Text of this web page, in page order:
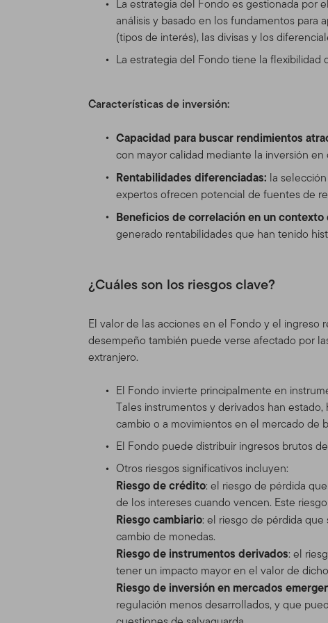
La estrategia del Fondo es gestionada por
análisis y basado en los fundamentos para
(tipos de interés), las divisas y los
La estrategia del Fondo tiene la flexibilidad
Características de inversión:
Capacidad para buscar rendimientos
con mayor calidad mediante la inversión en
Rentabilidades diferenciadas: la
expertos ofrecen potencial de fuentes de
Beneficios de correlación en un
generado rentabilidades que han tenido
¿Cuáles son los riesgos clave?
El valor de las acciones en el Fondo y el ingreso
desempeño también puede verse afectado por
extranjero.
El Fondo invierte principalmente en
Tales instrumentos y derivados han
cambio o a movimientos en el mercado de
El Fondo puede distribuir ingresos brutos
Otros riesgos significativos incluyen:
Riesgo de crédito: el riesgo de pérdida
de los intereses cuando vencen. Este
Riesgo cambiario: el riesgo de pérdida
cambio de monedas.
Riesgo de instrumentos derivados: el
tener un impacto mayor en el valor de
Riesgo de inversión en mercados
regulación menos desarrollados, y que
herramientas e
versión de las Condiciones
se mostrará en la Tabla de
El Sitio se provee como un
Distributors, Ltd. (“TGAL”)
adelante "Fondo(s)").
Franklin Templeton
inversión, de accionista y de
Franklin Mutual Series y a
profesionales
Unidos y tienen inversiones
que residen fuera de los
nuestro otro sitio
legalmente en los Estados
Nada en este Sitio será
cualquier otro producto o
esté fuera de las leyes de esa
venta, por favor consulte con
Uso
Uso Personal.
Este Sitio está
contrario por escrito.
Este Sitio está dirigido a
productos y que residen